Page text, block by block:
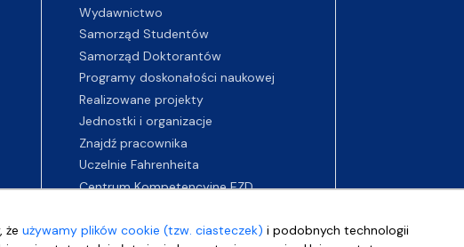
żeużywamy plików cookie (tzw. ciasteczek) i podobnych technologii
Wydawnictwo
Samorząd Studentów
Samorząd Doktorantów
Programy doskonałości naukowej
Realizowane projekty
Jednostki i organizacje
Znajdź pracownika
Uczelnie Fahrenheita
Centrum Kompetencyjne EZD